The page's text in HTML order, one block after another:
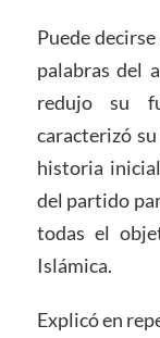
Puede
palabras del
redujo su
caracterizó
historia
del partido
todas el
Islámica.
Explicó en